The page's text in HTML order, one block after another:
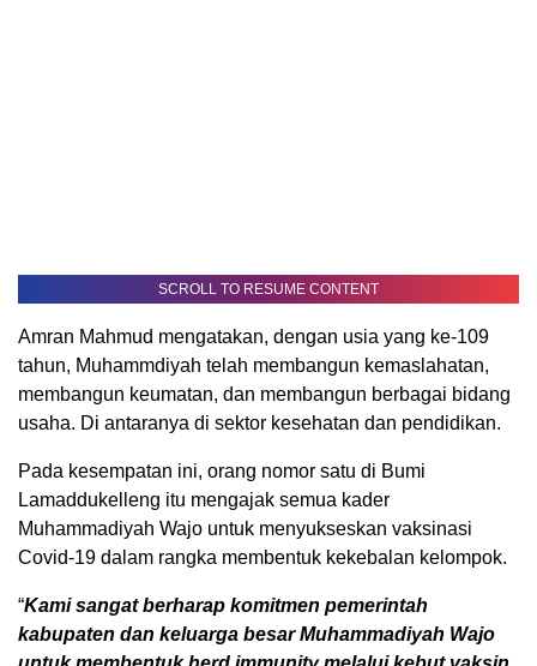
SCROLL TO RESUME CONTENT
Amran Mahmud mengatakan, dengan usia yang ke-109
tahun, Muhammdiyah telah membangun kemaslahatan,
membangun keumatan, dan membangun berbagai bidang
usaha. Di antaranya di sektor kesehatan dan pendidikan.
Pada kesempatan ini, orang nomor satu di Bumi
Lamaddukelleng itu mengajak semua kader
Muhammadiyah Wajo untuk menyukseskan vaksinasi
Covid-19 dalam rangka membentuk kekebalan kelompok.
“Kami sangat berharap komitmen pemerintah
kabupaten dan keluarga besar Muhammadiyah Wajo